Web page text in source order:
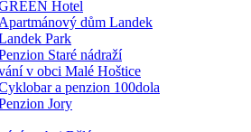
Hotel
Apartmánový dům Landek
Park
Staré nádraží
v obci Malé Hoštice
a penzion 100dola
Jory